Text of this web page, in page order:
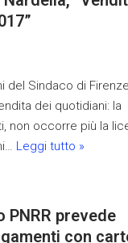
del Sindaco di
dei quotidiani: la
non occorre più la
Leggi tutto »
PNRR prevede
con